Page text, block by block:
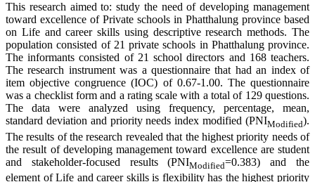
This research aimed to: study the need of developing management
toward excellence of Private schools in Phatthalung province based
on Life and career skills using descriptive research methods. The
population consisted of 21 private schools in Phatthalung province.
The informants consisted of 21 school directors and 168 teachers.
The research instrument was a questionnaire that had an index of
item objective congruence (IOC) of 0.67-1.00. The questionnaire
was a checklist form and a rating scale with a total of 129 questions.
The data were analyzed using frequency, percentage, mean,
standard deviation and priority needs index modified (PNIModified).
The results of the research revealed that the highest priority needs of
the result of developing management toward excellence are student
and stakeholder-focused results (PNIModified=0.383) and the
element of Life and career skills is flexibility has the highest priority